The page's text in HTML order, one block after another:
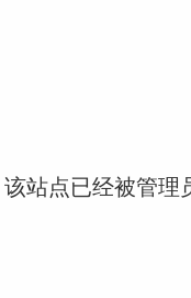
站点已经被管理